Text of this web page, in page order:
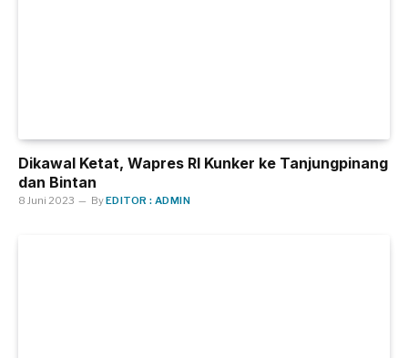
Dikawal Ketat, Wapres RI Kunker ke Tanjungpinang
dan Bintan
8 Juni 2023 ByEDITOR : ADMIN